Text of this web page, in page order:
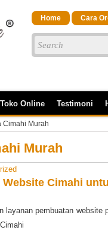
Home Cara
Toko Online Testimoni
Cimahi Murah
Murah
Website Cimahi
layanan pembuatan website